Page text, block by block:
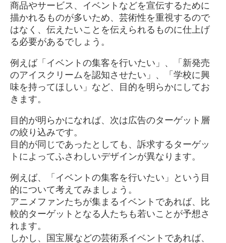
商品やサービス、イベントなどを宣伝するために
描かれるものが多いため、芸術性を重視するので
はなく、伝えたいことを伝えられるものに仕上げ
る必要があるでしょう。
例えば「イベントの集客を行いたい」、「新発売
のアイスクリームを認知させたい」、「学校に興
味を持ってほしい」など、目的を明らかにしてお
きます。
目的が明らかになれば、次は広告のターゲット層
の絞り込みです。
目的が同じであったとしても、訴求するターゲッ
トによってふさわしいデザインが異なります。
例えば、「イベントの集客を行いたい」という目
的について考えてみましょう。
アニメファンたちが集まるイベントであれば、比
較的ターゲットとなる人たちも若いことが予想さ
れます。
しかし、国宝展などの芸術系イベントであれば、